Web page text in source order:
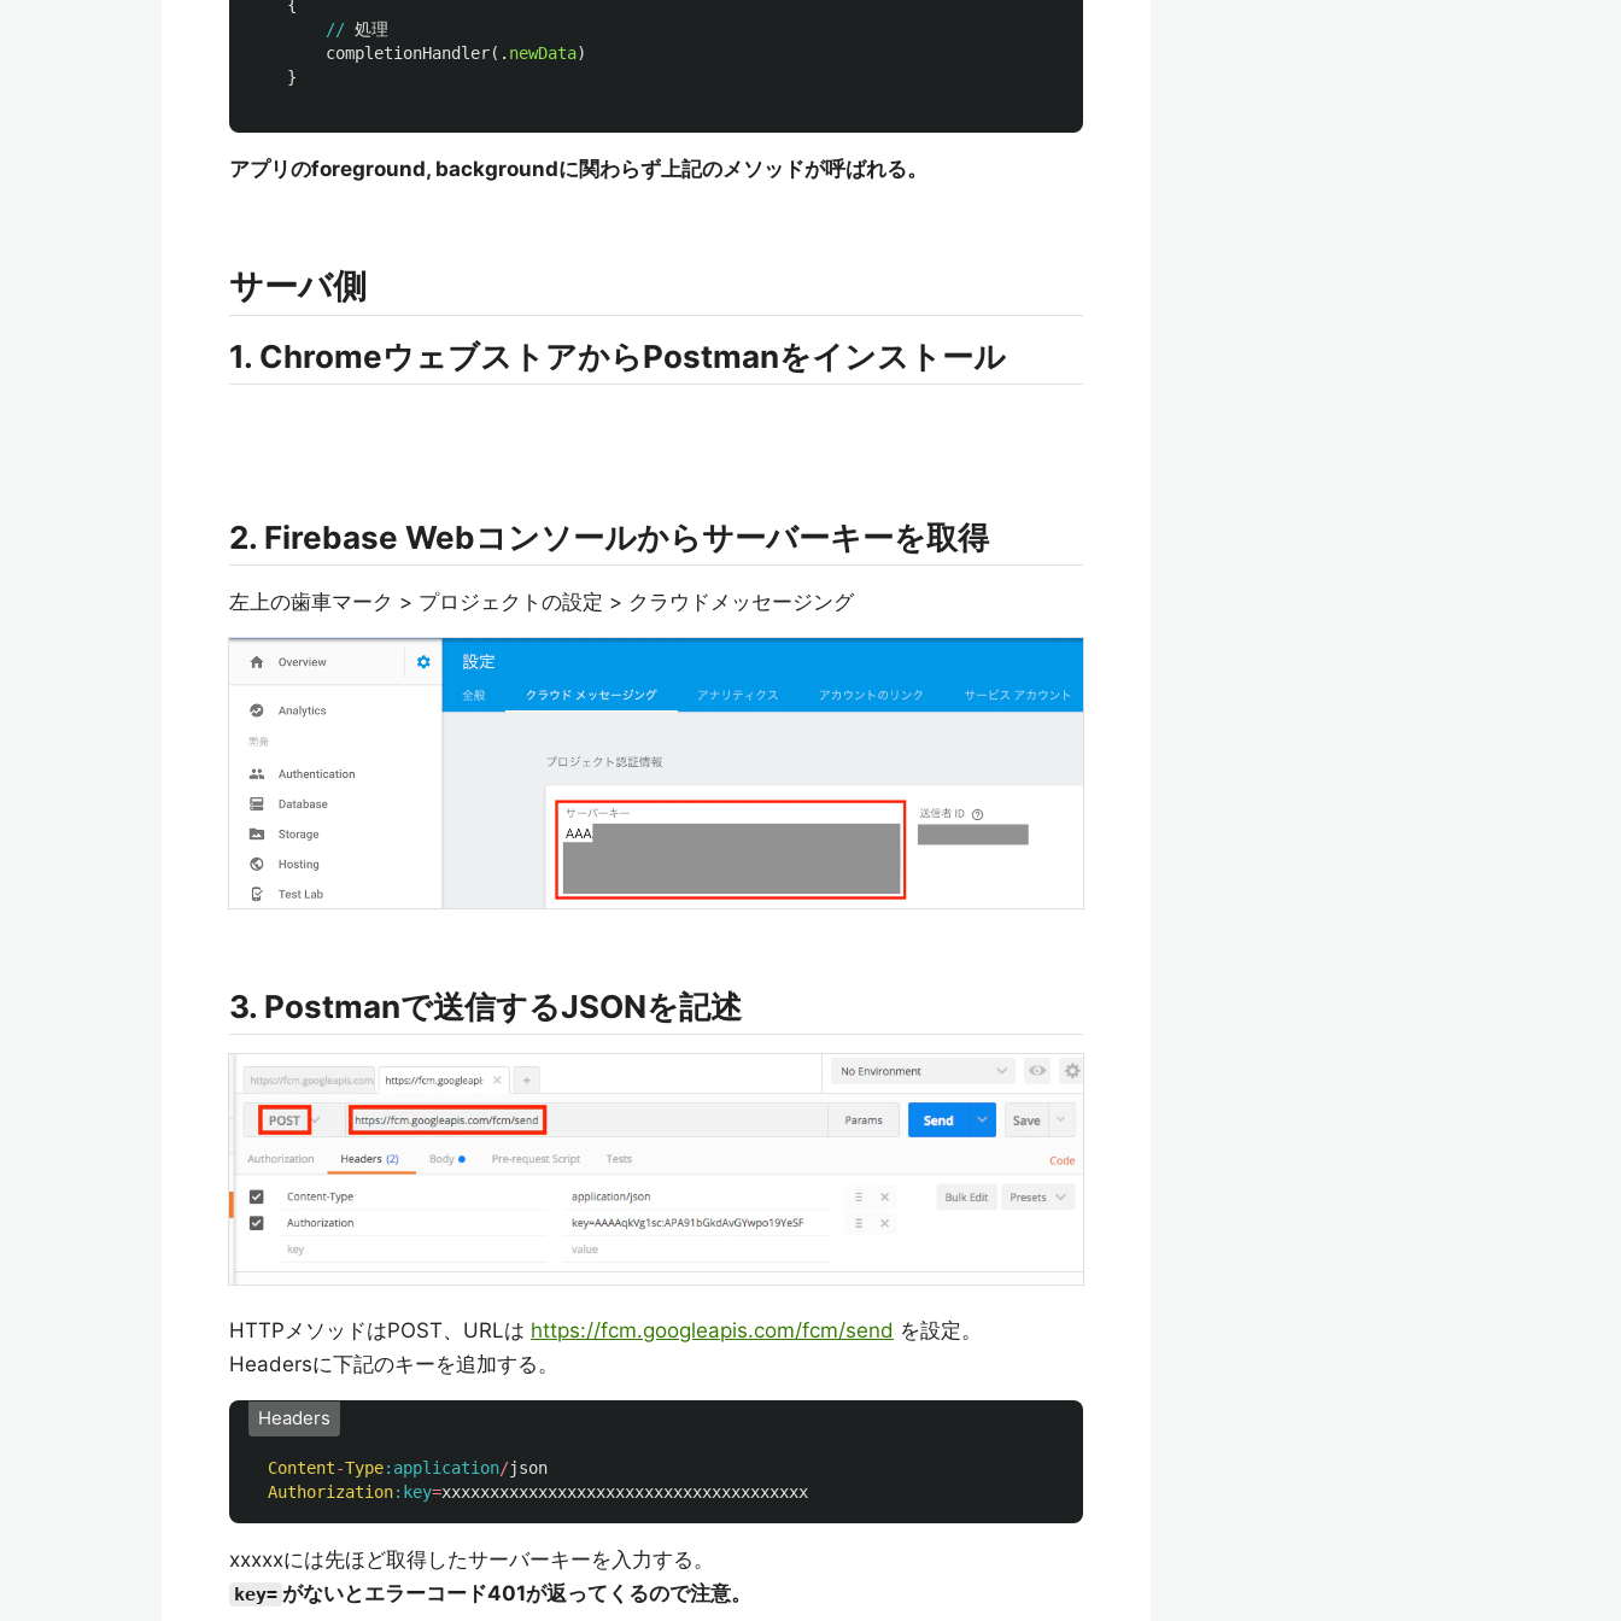
{
// 処理
completionHandler(. newData)
}
アプリのforeground, backgroundに関わらず上記のメソッドが呼ばれる。
サーバ側
1. ChromeウェブストアからPostmanをインストール
2. Firebase Webコンソールからサーバーキーを取得
左上の歯車マーク > プロジェクトの設定 > クラウドメッセージング
3. Postmanで送信するJSONを記述
HTTPメソッドはPOST、URLは https://fcm.googleapis.com/fcm/send を設定。
Headersに下記のキーを追加する。
Headers
Content-Type:application/json
Authorization:key=xxxxxxxxxxxxxxxxxxxxxxxxxxxxxxxxxxxxxx
xxxxxには先ほど取得したサーバーキーを入力する。
key= がないとエラーコード401が返ってくるので注意。